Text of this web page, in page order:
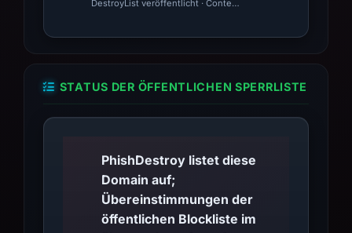
DestroyList veröffentlicht · Content Observed Unavailable ·
STATUS DER ÖFFENTLICHEN SPERRLISTE
PhishDestroy listet diese
Domain auf;
Übereinstimmungen der
öffentlichen Blockliste im